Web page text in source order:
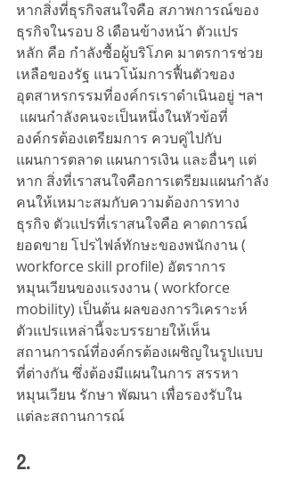
หากสิ่งที่ธุรกิจสนใจคือ สภาพการณ์ของ
ธุรกิจในรอบ 8 เดือนข้างหน้า ตัวแปร
หลัก คือ กำลังซื้อผู้บริโภค มาตรการช่วย
เหลือของรัฐ แนวโน้มการฟื้นตัวของ
อุตสาหรกรรมที่องค์กรเราดำเนินอยู่ ฯลฯ
แผนกำลังคนจะเป็นหนึ่งในหัวข้อที่
องค์กรต้องเตรียมการ ควบคู่ไปกับ
แผนการตลาด แผนการเงิน และอื่นๆ แต่
หาก สิ่งที่เราสนใจคือการเตรียมแผนกำลัง
คนให้เหมาะสมกับความต้องการทาง
ธุรกิจ ตัวแปรที่เราสนใจคือ คาดการณ์
ยอดขาย โปรไฟล์ทักษะของพนักงาน (
workforce skill profile) อัตราการ
หมุนเวียนของแรงงาน ( workforce
mobility) เป็นต้น ผลของการวิเคราะห์
ตัวแปรแหล่านี้จะบรรยายให้เห็น
สถานการณ์ที่องค์กรต้องเผชิญในรูปแบบ
ที่ต่างกัน ซึ่งต้องมีแผนในการ สรรหา
หมุนเวียน รักษา พัฒนา เพื่อรองรับใน
แต่ละสถานการณ์
2.